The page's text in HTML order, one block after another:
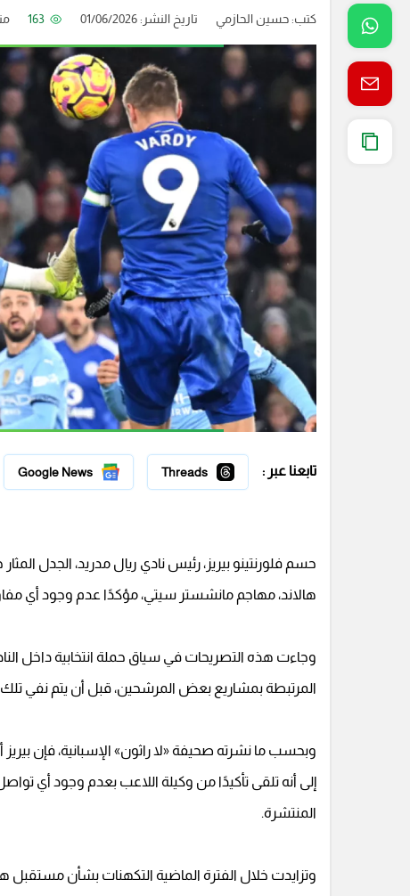
كتب:حسين الحازمي تاريخ النشر: 01/06/2026 163
تابعنا عبر : Threads
Google News
حسم فلورنتينو بيريز، رئيس نادي ريال مدريد، الجدل المثار
هالاند، مهاجم مانشستر سيتي، مؤكدًا عدم وجود أي
وجاءت هذه التصريحات في سياق حملة انتخابية داخل
المرتبطة بمشاريع بعض المرشحين، قبل أن يتم نفي تلك
وبحسب ما نشرته صحيفة «لا راثون» الإسبانية، فإن
إلى أنه تلقى تأكيدًا من وكيلة اللاعب بعدم وجود أي
المنتشرة.
وتزايدت خلال الفترة الماضية التكهنات بشأن مستقبل